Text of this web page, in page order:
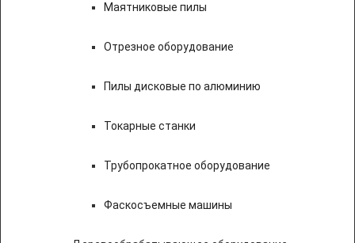
Маятниковые пилы
Отрезное оборудование
Пилы дисковые по алюминию
Токарные станки
Трубопрокатное оборудование
Фаскосъемные машины